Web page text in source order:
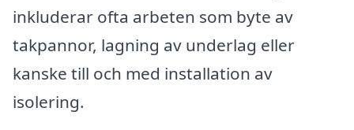
inkluderar ofta arbeten som byte av
takpannor, lagning av underlag eller
kanske till och med installation av
isolering.